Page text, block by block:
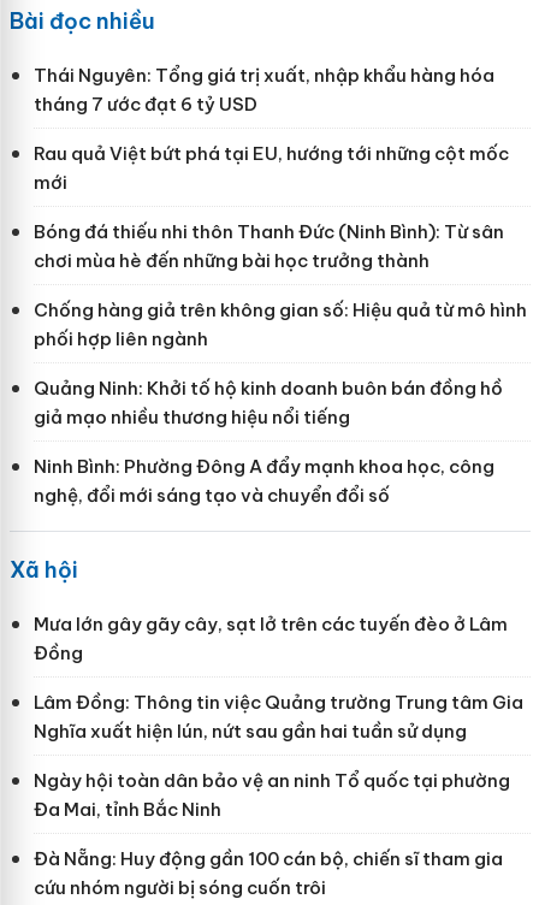
Bài đọc nhiều
Thái Nguyên: Tổng giá trị xuất, nhập khẩu hàng hóa
tháng 7 ước đạt 6 tỷ USD
Rau quả Việt bứt phá tại EU, hướng tới những cột mốc
mới
Bóng đá thiếu nhi thôn Thanh Đức (Ninh Bình): Từ sân
chơi mùa hè đến những bài học trưởng thành
Chống hàng giả trên không gian số: Hiệu quả từ mô hình
phối hợp liên ngành
Quảng Ninh: Khởi tố hộ kinh doanh buôn bán đồng hồ
giả mạo nhiều thương hiệu nổi tiếng
Ninh Bình: Phường Đông A đẩy mạnh khoa học, công
nghệ, đổi mới sáng tạo và chuyển đổi số
Xã hội
Mưa lớn gây gãy cây, sạt lở trên các tuyến đèo ở Lâm
Đồng
Lâm Đồng: Thông tin việc Quảng trường Trung tâm Gia
Nghĩa xuất hiện lún, nứt sau gần hai tuần sử dụng
Ngày hội toàn dân bảo vệ an ninh Tổ quốc tại phường
Đa Mai, tỉnh Bắc Ninh
Đà Nẵng: Huy động gần 100 cán bộ, chiến sĩ tham gia
cứu nhóm người bị sóng cuốn trôi